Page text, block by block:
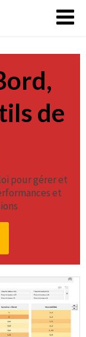
de
pour gérer et
et